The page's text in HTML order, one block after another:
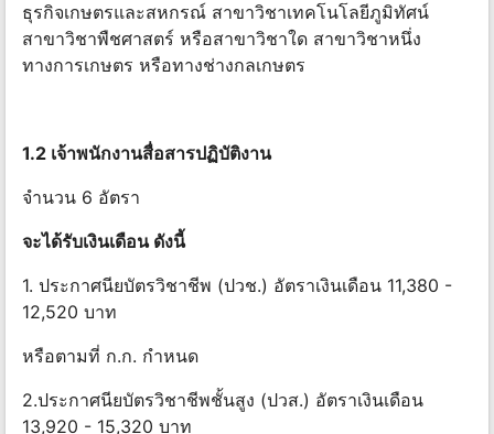
ธุรกิจเกษตรและสหกรณ์ สาขาวิชาเทคโนโลยีภูมิทัศน์
สาขาวิชาพืชศาสตร์ หรือสาขาวิชาใด สาขาวิชาหนึ่ง
ทางการเกษตร หรือทางช่างกลเกษตร
1.2 เจ้าพนักงานสื่อสารปฏิบัติงาน
จำนวน 6 อัตรา
จะได้รับเงินเดือน ดังนี้
1. ประกาศนียบัตรวิชาชีพ (ปวช.) อัตราเงินเดือน 11,380 -
12,520 บาท
หรือตามที่ ก.ก. กําหนด
2.ประกาศนียบัตรวิชาชีพชั้นสูง (ปวส.) อัตราเงินเดือน
13,920 - 15,320 บาท